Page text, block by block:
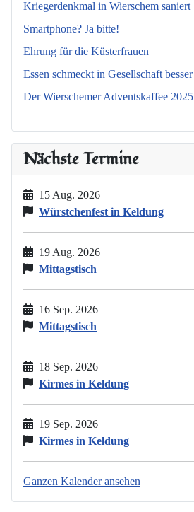
Kriegerdenkmal in Wierschem saniert
Smartphone? Ja bitte!
Ehrung für die Küsterfrauen
Essen schmeckt in Gesellschaft besser
Der Wierschemer Adventskaffee 2025
Nächste Termine
15 Aug. 2026
Würstchenfest in Keldung
19 Aug. 2026
Mittagstisch
16 Sep. 2026
Mittagstisch
18 Sep. 2026
Kirmes in Keldung
19 Sep. 2026
Kirmes in Keldung
Ganzen Kalender ansehen